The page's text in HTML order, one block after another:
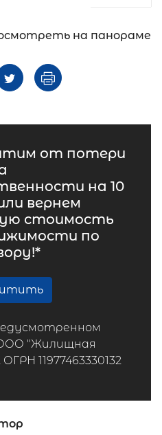
на панораме
от потери
на 10
вернем
стоимость
по
"Жилищная
11977463330132